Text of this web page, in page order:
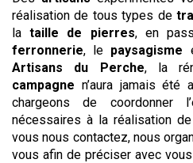
réalisation de tous types de
lataille de pierres, en
ferronnerie, le paysagisme
Artisans du Perche, la
campagne n’aura jamais
chargeons de coordonner
nécessaires à la réalisation
vous nous contactez, nous
vous afin de préciser avec